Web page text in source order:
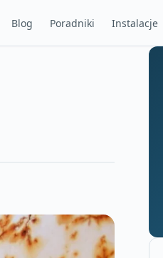
Blog Poradniki Instalacje